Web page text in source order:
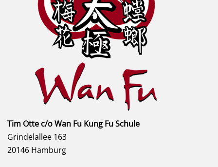
Tim Otte c/o Wan Fu Kung Fu Schule
Grindelallee 163
20146 Hamburg